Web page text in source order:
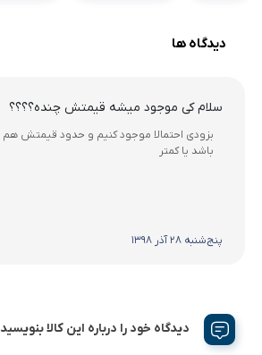
دیدگاه ها
سلام کی موجود میشه قیمتش چنده؟؟؟؟
باشد یا کمتر
پنج‌شنبه 28 آذر 1398
دیدگاه خود را درباره این کالا بنویسید